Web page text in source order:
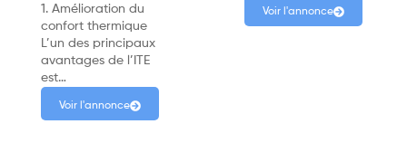
1. Amélioration du
confort thermique
L’un des principaux
avantages de l’ITE
est…
Voir l'annonce
Voir l'annonce